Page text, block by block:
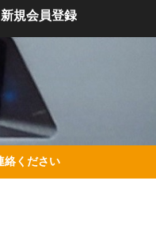
新規会員登録
絡ください